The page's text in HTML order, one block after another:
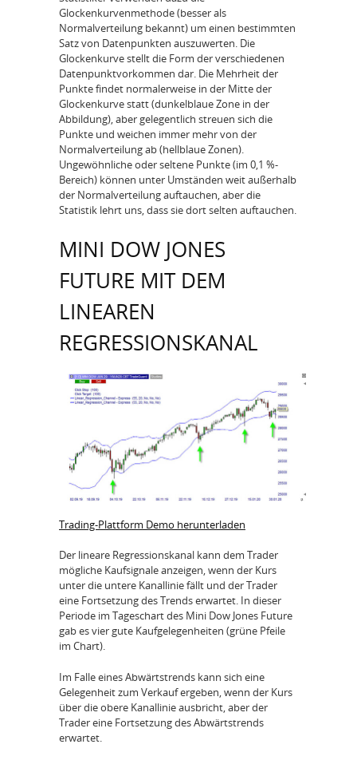
Glockenkurvenmethode (besser als
Normalverteilung bekannt) um einen bestimmten
Satz von Datenpunkten auszuwerten. Die
Glockenkurve stellt die Form der verschiedenen
Datenpunktvorkommen dar. Die Mehrheit der
Punkte findet normalerweise in der Mitte der
Glockenkurve statt (dunkelblaue Zone in der
Abbildung), aber gelegentlich streuen sich die
Punkte und weichen immer mehr von der
Normalverteilung ab (hellblaue Zonen).
Ungewöhnliche oder seltene Punkte (im 0,1 %-
Bereich) können unter Umständen weit außerhalb
der Normalverteilung auftauchen, aber die
Statistik lehrt uns, dass sie dort selten auftauchen.
MINI DOW JONES
FUTURE MIT DEM
LINEAREN
REGRESSIONSKANAL
Trading-Plattform Demo herunterladen
Der lineare Regressionskanal kann dem Trader
mögliche Kaufsignale anzeigen, wenn der Kurs
unter die untere Kanallinie fällt und der Trader
eine Fortsetzung des Trends erwartet. In dieser
Periode im Tageschart des Mini Dow Jones Future
gab es vier gute Kaufgelegenheiten (grüne Pfeile
im Chart).
Im Falle eines Abwärtstrends kann sich eine
Gelegenheit zum Verkauf ergeben, wenn der Kurs
über die obere Kanallinie ausbricht, aber der
Trader eine Fortsetzung des Abwärtstrends
erwartet.